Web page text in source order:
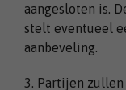
aangesloten is.
stelt eventueel
aanbeveling.
3. Partijen zullen